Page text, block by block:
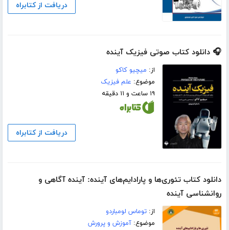
دریافت از کتابراه
🎧 دانلود کتاب صوتی فیزیک آینده
از: میچیو کاکو
موضوع: علم فیزیک
۱۹ ساعت و ۱۱ دقیقه
دریافت از کتابراه
دانلود کتاب تئوری‌ها و پارادایم‌های آینده: آینده آگاهی و
روانشناسی آینده
از:توماس لومباردو
موضوع:آموزش و پرورش